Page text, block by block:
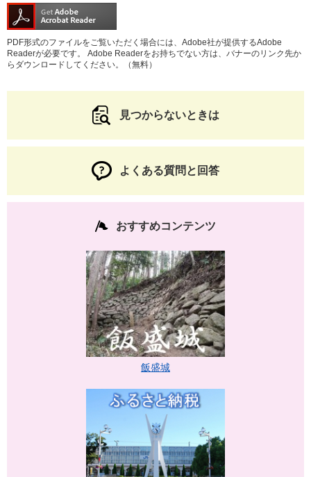
PDF形式のファイルをご覧いただく場合には、Adobe社が提供するAdobe
Readerが必要です。
Adobe Readerをお持ちでない方は、バナーのリンク先か
らダウンロードしてください。（無料）
見つからないときは
よくある質問と回答
おすすめコンテンツ
飯盛城